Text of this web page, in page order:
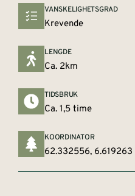
VANSKELIGHETSGRAD
Krevende
LENGDE
Ca. 2km
TIDSBRUK
Ca. 1,5 time
KOORDINATOR
62.332556, 6.619263